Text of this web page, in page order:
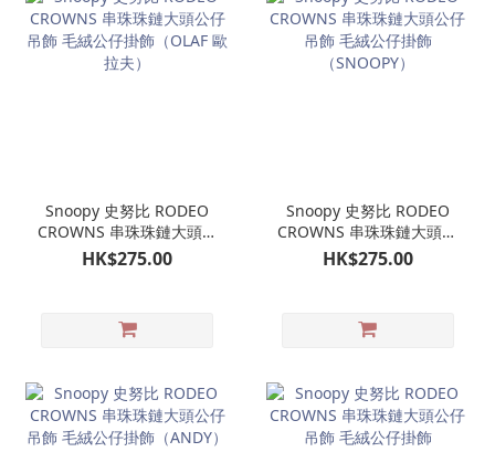
Snoopy 史努比 RODEO
CROWNS 串珠珠鏈大頭公
仔吊飾 毛絨公仔掛飾
（OLAF 歐拉夫）
HK$275.00
Snoopy 史努比 RODEO
CROWNS 串珠珠鏈大頭公
仔吊飾 毛絨公仔掛飾
（SNOOPY）
HK$275.00